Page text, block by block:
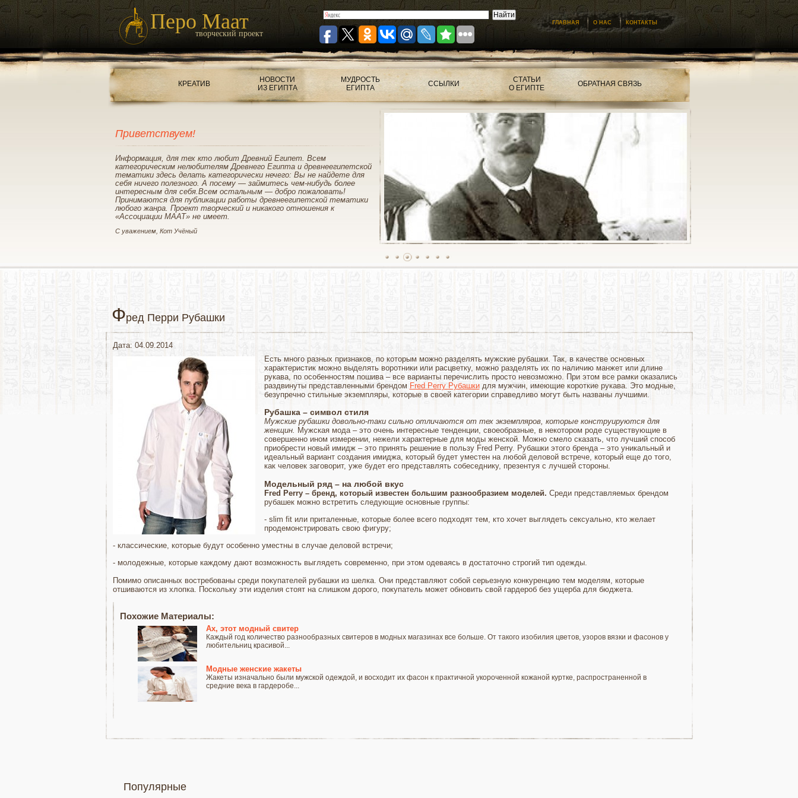
Перо Маат
творческий проект
ГЛАВНАЯ О НАС КОНТАКТЫ
КРЕАТИВ
НОВОСТИ
ИЗ ЕГИПТА
МУДРОСТЬ
ЕГИПТА
ССЫЛКИ
СТАТЬИ
О ЕГИПТЕ
ОБРАТНАЯ СВЯЗЬ
Приветствуем!
Информация, для тех кто любит Древний Египет. Всем
категорическим нелюбителям Древнего Египта и древнеегипетской
тематики здесь делать категорически нечего: Вы не найдете для
себя ничего полезного. А посему — займитесь чем-нибудь более
интересным для себя.Всем остальным — добро пожаловать!
Принимаются для публикации работы древнеегипетской тематики
любого жанра. Проект творческий и никакого отношения к
«Ассоциации МААТ» не имеет.
С уважением, Кот Учёный
1 2 3 4 5 6 7
Фред Перри Рубашки
Дата: 04.09.2014
Есть много разных признаков, по которым можно разделять мужские рубашки. Так, в качестве основных
характеристик можно выделять воротники или расцветку, можно разделять их по наличию манжет или длине
рукава, по особенностям пошива – все варианты перечислить просто невозможно. При этом все рамки оказались
раздвинуты представленными брендом Fred Perry Рубашкидля мужчин, имеющие короткие рукава. Это модные,
безупречно стильные экземпляры, которые в своей категории справедливо могут быть названы лучшими.
Рубашка – символ стиля
Мужские рубашки довольно-таки сильно отличаются от тех экземпляров, которые конструируются для
женщин. Мужская мода – это очень интересные тенденции, своеобразные, в некотором роде существующие в
совершенно ином измерении, нежели характерные для моды женской. Можно смело сказать, что лучший способ
приобрести новый имидж – это принять решение в пользу Fred Perry. Рубашки этого бренда – это уникальный и
идеальный вариант создания имиджа, который будет уместен на любой деловой встрече, который еще до того,
как человек заговорит, уже будет его представлять собеседнику, презентуя с лучшей стороны.
Модельный ряд – на любой вкус
Fred Perry – бренд, который известен большим разнообразием моделей. Среди представляемых брендом
рубашек можно встретить следующие основные группы:
- slim fit или приталенные, которые более всего подходят тем, кто хочет выглядеть сексуально, кто желает
продемонстрировать свою фигуру;
- классические, которые будут особенно уместны в случае деловой встречи;
- молодежные, которые каждому дают возможность выглядеть современно, при этом одеваясь в достаточно строгий тип одежды.
Помимо описанных востребованы среди покупателей рубашки из шелка. Они представляют собой серьезную конкуренцию тем моделям, которые
отшиваются из хлопка. Поскольку эти изделия стоят на слишком дорого, покупатель может обновить свой гардероб без ущерба для бюджета.
Похожие Материалы:
Ах, этот модный свитер
Каждый год количество разнообразных свитеров в модных магазинах все больше. От такого изобилия цветов, узоров вязки и фасонов у
любительниц красивой...
Модные женские жакеты
Жакеты изначально были мужской одеждой, и восходит их фасон к практичной укороченной кожаной куртке, распространенной в
средние века в гардеробе...
Популярные